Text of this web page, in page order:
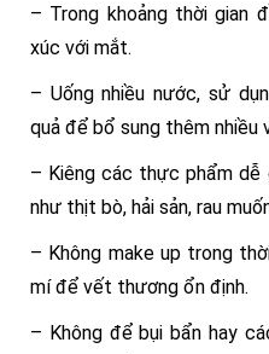
– Trong khoảng thời gian
xúc với mắt.
– Uống nhiều nước, sử
quả để bổ sung thêm nhiều
– Kiêng các thực phẩm
như thịt bò, hải sản, rau
– Không make up trong
mí để vết thương ổn định.
– Không để bụi bẩn hay